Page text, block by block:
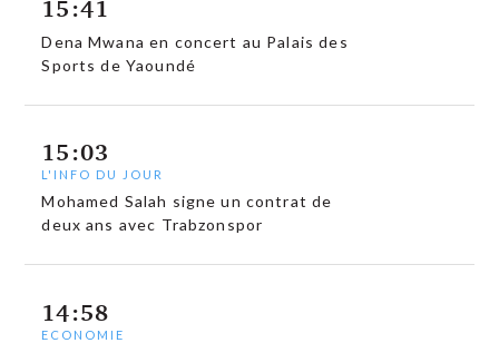
15:41
Dena Mwana en concert au Palais des
Sports de Yaoundé
15:03
L'INFO DU JOUR
Mohamed Salah signe un contrat de
deux ans avec Trabzonspor
14:58
ECONOMIE